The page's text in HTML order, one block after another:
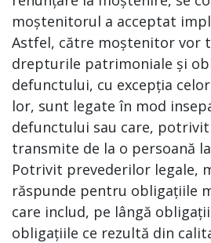
moștenitorul a acceptat
Astfel, către moștenitor vor
drepturile patrimoniale și
defunctului, cu excepția
lor, sunt legate în mod
defunctului sau care,
transmite de la o persoană
Potrivit prevederilor legale,
răspunde pentru obligațiile
care includ, pe lângă
obligațiile ce rezultă din